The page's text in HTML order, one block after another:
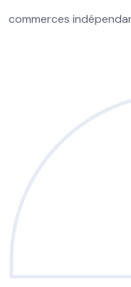
commerces